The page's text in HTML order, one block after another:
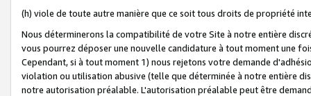
(h) viole de toute autre manière que ce soit tous droits de propriété
Nous déterminerons la compatibilité de votre Site à notre entière
vous pourrez déposer une nouvelle candidature à tout moment une
Cependant, si à tout moment 1) nous rejetons votre demande
violation ou utilisation abusive (telle que déterminée à notre entière
notre autorisation préalable. L'autorisation préalable peut être